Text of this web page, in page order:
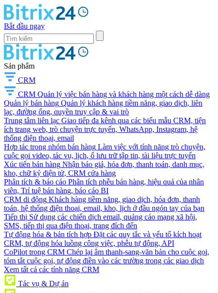
Bắt đầu ngay
Sản phẩm
CRM
CRM Quản lý việc bán hàng và khách hàng một cách dễ dàng
Quản lý bán hàng Quản lý khách hàng tiềm năng, giao dịch, liên
lạc, đường ống, quyền truy cập & vai trò
Trung tâm liên lạc Giao tiếp đa kênh qua các biểu mẫu CRM, tiện
ích trang web, trò chuyện trực tuyến, WhatsApp, Instagram, hệ
thống điện thoại, email
Hợp tác trong nhóm bán hàng Làm việc với tính năng trò chuyện,
cuộc gọi video, tác vụ, lịch, ổ lưu trữ tập tin, tài liệu trực tuyến
Xúc tiến bán hàng Nhận báo giá, hóa đơn, thanh toán, danh mục,
kho, chữ ký điện tử, CRM cửa hàng
Phân tích & báo cáo Phân tích phễu bán hàng, hiệu quả của nhân
viên, Trí tuệ bán hàng, báo cáo BI
CRM di động Khách hàng tiềm năng, giao dịch, hóa đơn, thanh
toán, hệ thống điện thoại, email, kho, lịch ở đầu ngón tay của bạn
Tiếp thị Sử dụng các chiến dịch email, quảng cáo mạng xã hội,
SMS, tiếp thị qua điện thoại, trang đích đến
Tự động hóa & bản tích hợp Đặt các quy tắc và yếu tố kích hoạt
CRM, tự động hóa luồng công việc, phễu tự động, API
CoPilot trong CRM Chép lại âm thanh-sang-văn bản cho cuộc gọi,
tóm tắt cuộc gọi, tự động điền vào các trường trong các giao dịch
Xem tất cả các tính năng CRM
Tác vụ & Dự án